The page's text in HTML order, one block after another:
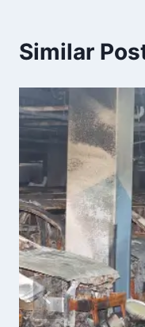
Similar